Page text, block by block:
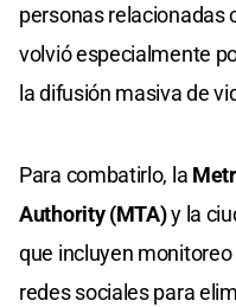
personas relacionadas
volvió especialmente
la difusión masiva de
Para combatirlo, la
Authority (MTA)y la
que incluyen
redes sociales para